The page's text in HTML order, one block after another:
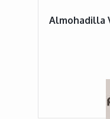
Almohadilla